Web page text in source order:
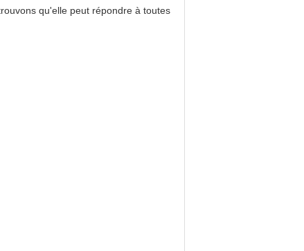
qu'elle peut répondre à toutes